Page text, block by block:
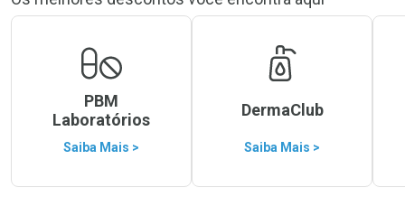
PBM
Laboratórios
Saiba Mais >
DermaClub
Saiba Mais >